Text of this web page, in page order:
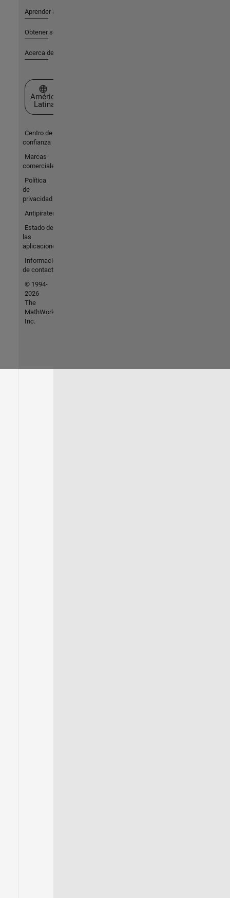
Aprender a utilizar
Obtener soporte
Acerca de MathWorks
Seleccione un país/idioma
América
Latina
Centro de
confianza
Marcas
comerciales
Política
de
privacidad
Antipiratería
Estado de
las
aplicaciones
Información
de contacto
© 1994-
2026
The
MathWorks,
Inc.